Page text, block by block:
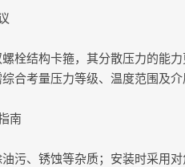
栓结构卡箍，其分散压力的能
合考量压力等级、温度范围及介
南
污、锈蚀等杂质；安装时采用